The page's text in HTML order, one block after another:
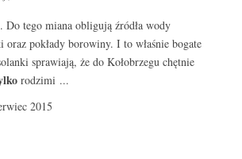
Do tego miana obligują źródła wody
oraz pokłady borowiny. I to właśnie bogate
sprawiają, że do Kołobrzegu chętnie
rodzimi ...
2015